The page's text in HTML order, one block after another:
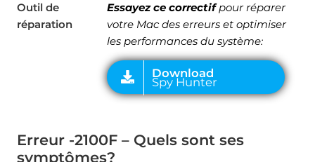
Outil de
réparation
Essayez ce correctifpour réparer
votre Mac des erreurs et optimiser
les performances du système:
Erreur -2100F – Quels sont ses
symptômes?